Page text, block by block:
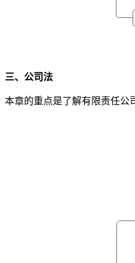
三、公司法
本章的重点是了解有限责任公